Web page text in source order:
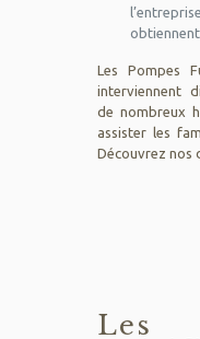
Les Pompes
interviennent
de nombreux
assister les
Découvrez nos
Les